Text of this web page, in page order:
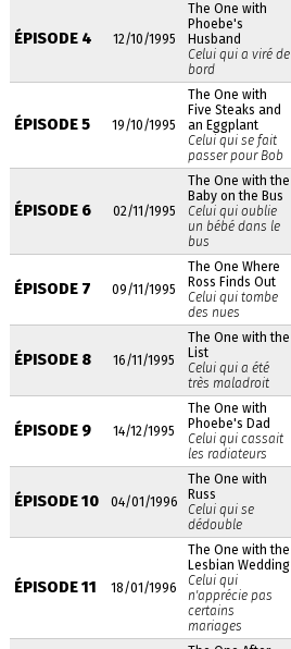
ÉPISODE 4 12/10/1995
The One with
Phoebe's
Husband
Celui qui a viré de
bord
ÉPISODE 5 19/10/1995
The One with
Five Steaks and
an Eggplant
Celui qui se fait
passer pour Bob
ÉPISODE 6 02/11/1995
The One with the
Baby on the Bus
Celui qui oublie
un bébé dans le
bus
ÉPISODE 7 09/11/1995
The One Where
Ross Finds Out
Celui qui tombe
des nues
ÉPISODE 8 16/11/1995
The One with the
List
Celui qui a été
très maladroit
ÉPISODE 9 14/12/1995
The One with
Phoebe's Dad
Celui qui cassait
les radiateurs
ÉPISODE 10 04/01/1996
The One with
Russ
Celui qui se
dédouble
ÉPISODE 11 18/01/1996
The One with the
Lesbian Wedding
Celui qui
n'apprécie pas
certains
mariages